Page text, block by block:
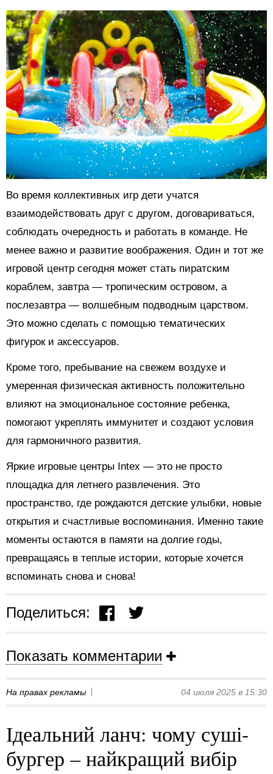
Во время коллективных игр дети учатся
взаимодействовать друг с другом, договариваться,
соблюдать очередность и работать в команде. Не
менее важно и развитие воображения. Один и тот же
игровой центр сегодня может стать пиратским
кораблем, завтра — тропическим островом, а
послезавтра — волшебным подводным царством.
Это можно сделать с помощью тематических
фигурок и аксессуаров.
Кроме того, пребывание на свежем воздухе и
умеренная физическая активность положительно
влияют на эмоциональное состояние ребенка,
помогают укреплять иммунитет и создают условия
для гармоничного развития.
Яркие игровые центры Intex — это не просто
площадка для летнего развлечения. Это
пространство, где рождаются детские улыбки, новые
открытия и счастливые воспоминания. Именно такие
моменты остаются в памяти на долгие годы,
превращаясь в теплые истории, которые хочется
вспоминать снова и снова!
Поделиться:
Показать комментарии
На правах рекламы 04 июля 2025 в 15:30
Ідеальний ланч: чому суші-
бургер – найкращий вибір